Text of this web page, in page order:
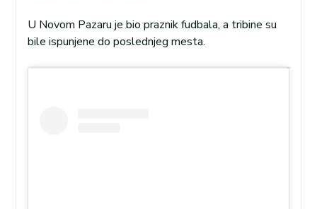
U Novom Pazaru je bio praznik fudbala, a tribine su
bile ispunjene do poslednjeg mesta.